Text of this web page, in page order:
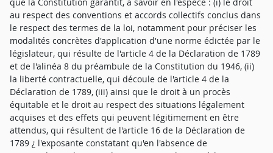
au respect des conventions et accords collectifs conclus dans
le respect des termes de la loi, notamment pour préciser les
modalités concrètes d'application d'une norme édictée par le
législateur, qui résulte de l'article 4 de la Déclaration de 1789
et de l'alinéa 8 du préambule de la Constitution du 1946, (ii)
la liberté contractuelle, qui découle de l'article 4 de la
Déclaration de 1789, (iii) ainsi que le droit à un procès
équitable et le droit au respect des situations légalement
acquises et des effets qui peuvent légitimement en être
attendus, qui résultent de l'article 16 de la Déclaration de
1789 ¿ l'exposante constatant qu'en l'absence de